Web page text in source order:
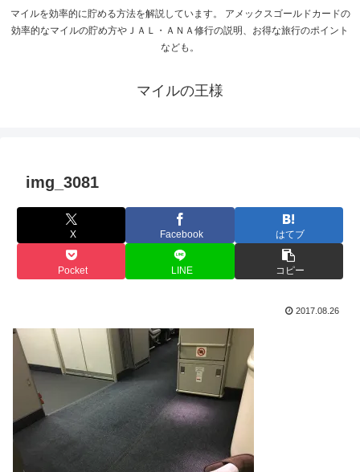
マイルを効率的に貯める方法を解説しています。 アメックスゴールドカードの
効率的なマイルの貯め方やＪＡＬ・ＡＮＡ修行の説明、お得な旅行のポイント
なども。
マイルの王様
img_3081
X Facebook はてブ
Pocket LINE コピー
2017.08.26